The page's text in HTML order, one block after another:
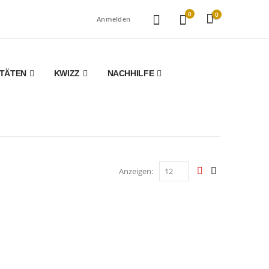
Anmelden
0 0
KWIZZ NACHHILFE
Anzeigen: